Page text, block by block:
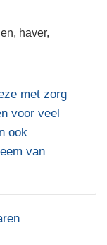
haver,
met zorg
voor veel
ook
van